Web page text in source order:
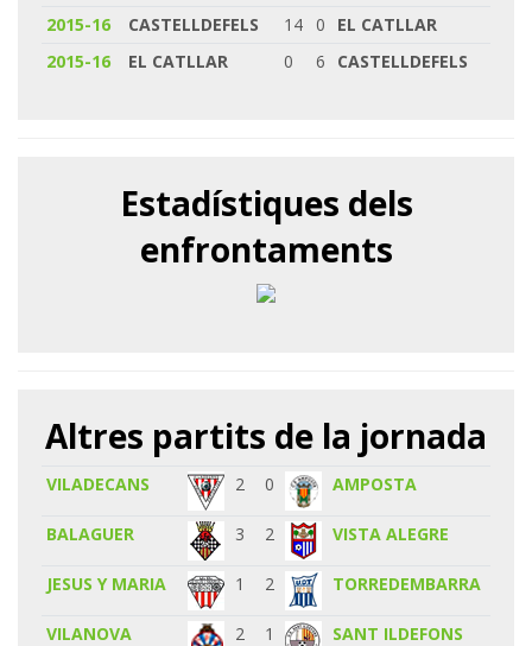
2015-16 CASTELLDEFELS 14 0
EL CATLLAR
2015-16
EL CATLLAR 0 6 CASTELLDEFELS
Estadístiques dels
enfrontaments
Altres partits de la jornada
VILADECANS 2 0 AMPOSTA
BALAGUER 3 2 VISTA ALEGRE
JESUS Y MARIA 1 2 TORREDEMBARRA
VILANOVA 2 1 SANT ILDEFONS